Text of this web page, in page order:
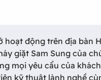
hoạt động trên địa bàn
giặt Sam Sung của
mọi yêu cẩu của
kỹ thuật lành nghề